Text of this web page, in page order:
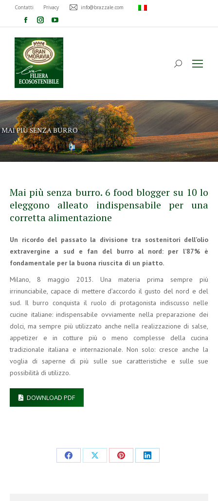
Contatti Privacy info@brazzale.com
MAI PIÙ SENZA BURRO
Mai più senza burro. 6 food blogger su 10 lo
eleggono alleato indispensabile per una
corretta alimentazione
Un ricordo del passato la divisione tra sostenitori dell’olio
extravergine a sud e fan del burro al nord: per l’87% è
fondamentale per la buona riuscita di un piatto.
Milano, 8 maggio 2013. Una materia prima sempre più
irrinunciabile, capace di mettere d’accordo il gusto del nord e del
sud. Il burro conquista il ruolo di protagonista indiscusso nelle
cucine italiane: indispensabile ovviamente nella preparazione dei
dolci, ma sempre più utilizzato anche nella realizzazione di salse,
appetizer e in cotture più o meno complesse della cucina
tradizionale italiana e internazionale. Non solo: cresce anche la
voglia di saperne di più sulle sue caratteristiche e sulle sue
possibilità di utilizzo.
DOWNLOAD PDF